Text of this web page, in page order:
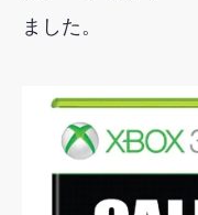
ました。